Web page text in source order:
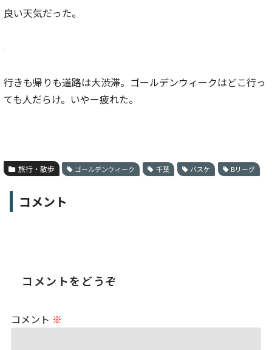
良い天気だった。
行きも帰りも道路は大渋滞。ゴールデンウィークはどこ行っ
ても人だらけ。いやー疲れた。
旅行・散歩 ゴールデンウィーク 千葉 バスケ Bリーグ
コメント
コメントをどうぞ
コメント ※